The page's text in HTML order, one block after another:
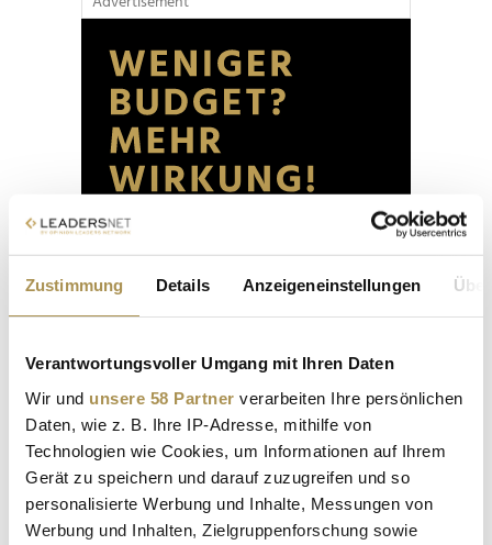
Zustimmung Details Anzeigeneinstellungen
Verantwortungsvoller Umgang mit Ihren Daten
Wir und unsere 58 Partner verarbeiten Ihre persönlichen
Daten, wie z. B. Ihre IP-Adresse, mithilfe von
Technologien wie Cookies, um Informationen auf Ihrem
Gerät zu speichern und darauf zuzugreifen und so
personalisierte Werbung und Inhalte, Messungen von
Werbung und Inhalten, Zielgruppenforschung sowie